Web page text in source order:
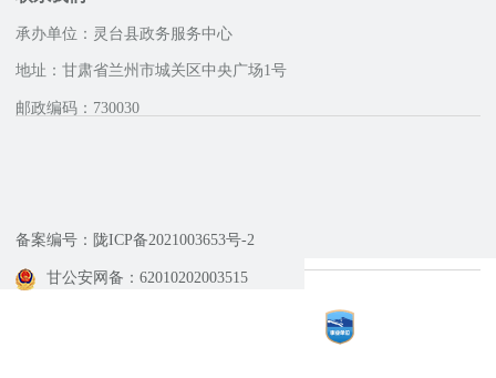
承办单位：灵台县政务服务中心
地址：甘肃省兰州市城关区中央广场1号
邮政编码：730030
备案编号：陇ICP备2021003653号-2
甘公安网备：62010202003515